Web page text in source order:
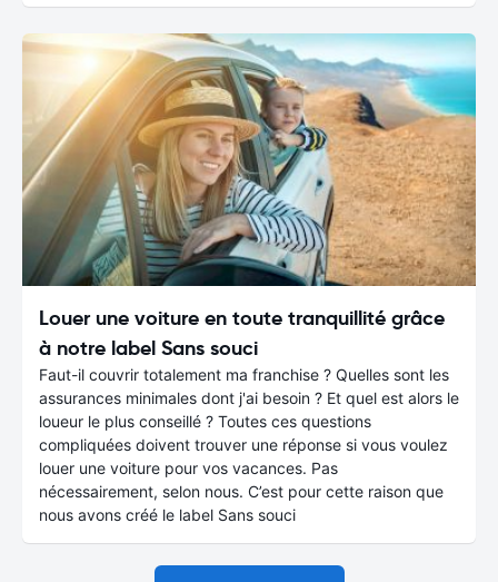
Louer une voiture en toute tranquillité grâce
à notre label Sans souci
Faut-il couvrir totalement ma franchise ? Quelles sont les
assurances minimales dont j'ai besoin ? Et quel est alors le
loueur le plus conseillé ? Toutes ces questions
compliquées doivent trouver une réponse si vous voulez
louer une voiture pour vos vacances. Pas
nécessairement, selon nous. C’est pour cette raison que
nous avons créé le label Sans souci